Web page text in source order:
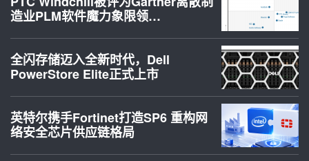
造业PLM软件魔力象限领…
全闪存储迈入全新时代，Dell
PowerStore Elite正式上市
英特尔携手Fortinet打造SP6 重构网
络安全芯片供应链格局